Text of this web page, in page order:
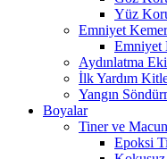
Yüz
Emniyet
Emniyet
Aydınlatma
İlk Yardım
Yangın
Boyalar
Tiner ve
Epoksi